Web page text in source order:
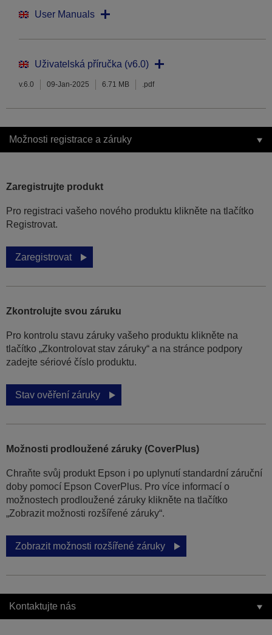
User Manuals
Uživatelská příručka (v6.0)
v.6.0 09-Jan-2025 6.71 MB .pdf
Možnosti registrace a záruky
Zaregistrujte produkt
Pro registraci vašeho nového produktu klikněte na tlačítko
Registrovat.
Zaregistrovat
Zkontrolujte svou záruku
Pro kontrolu stavu záruky vašeho produktu klikněte na
tlačítko „Zkontrolovat stav záruky“ a na stránce podpory
zadejte sériové číslo produktu.
Stav ověření záruky
Možnosti prodloužené záruky (CoverPlus)
Chraňte svůj produkt Epson i po uplynutí standardní záruční
doby pomocí Epson CoverPlus. Pro více informací o
možnostech prodloužené záruky klikněte na tlačítko
„Zobrazit možnosti rozšířené záruky“.
Zobrazit možnosti rozšířené záruky
Kontaktujte nás